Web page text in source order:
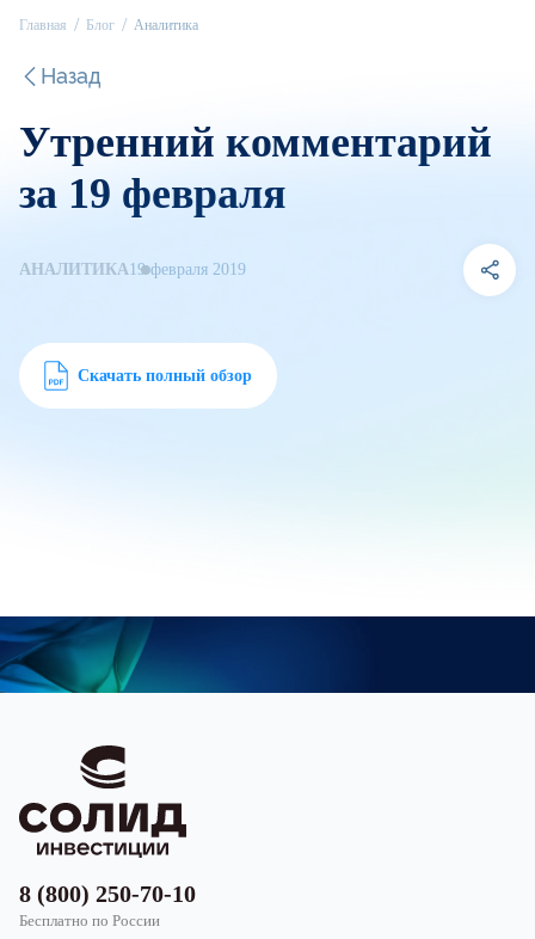
Главная Блог Аналитика
Назад
Утренний комментарий
за 19 февраля
АНАЛИТИКА19 февраля 2019
Скачать полный обзор
8 (800) 250-70-10
Бесплатно по России